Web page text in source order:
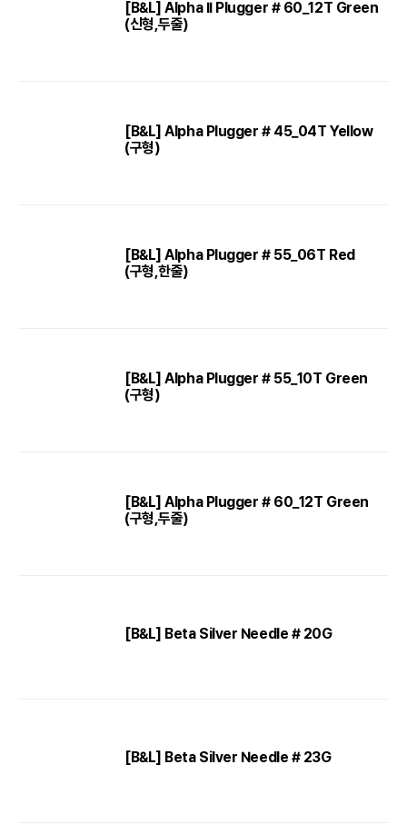
[B&L] Alpha II Plugger # 60_12T Green
(신형,두줄)
[B&L] Alpha Plugger # 45_04T Yellow
(구형)
[B&L] Alpha Plugger # 55_06T Red
(구형,한줄)
[B&L] Alpha Plugger # 55_10T Green
(구형)
[B&L] Alpha Plugger # 60_12T Green
(구형,두줄)
[B&L] Beta Silver Needle # 20G
[B&L] Beta Silver Needle # 23G